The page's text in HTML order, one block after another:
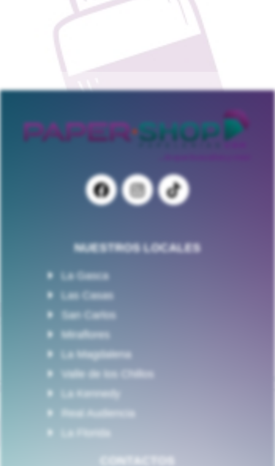
NUESTROS LOCALES
La Gasca
Las Casas
San Carlos
Miraflores
La Magdalena
Valle de los Chillos
La Kennedy
Real Audiencia
La Florida
CONTACTOS